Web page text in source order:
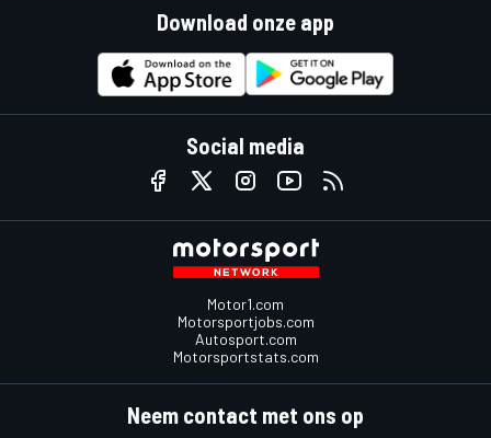
Download onze app
Social media
Motor1.com
Motorsportjobs.com
Autosport.com
Motorsportstats.com
Neem contact met ons op